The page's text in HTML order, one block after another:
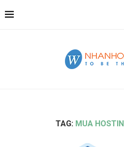
TAG: MUA